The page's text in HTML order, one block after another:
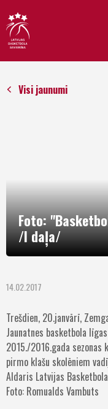
Visi jaunumi
Foto:
/I daļa/
14.02.2017
Trešdien, 20.janvārī,
Jaunatnes basketbola
2015./2016.gada sezonas
pirmo klašu skolēniem
Aldaris Latvijas
Foto: Romualds Vambuts